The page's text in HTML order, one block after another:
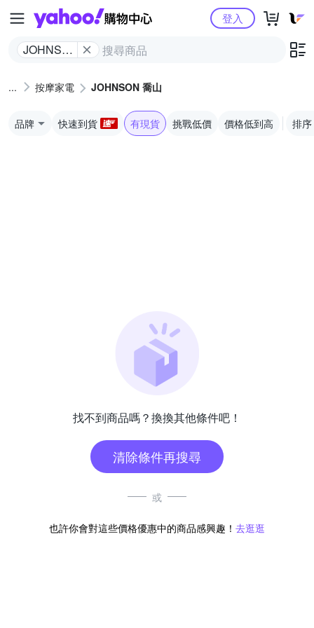
Yahoo購物中心
JOHNSON
登入
按摩家電 JOHNSON 喬山
品牌 快速到貨 有現貨 挑戰低價 價格低到高 排序
找不到商品嗎？換換其他條件吧！
清除條件再搜尋
或
也許你會對這些價格優惠中的商品感興趣！ 去逛逛